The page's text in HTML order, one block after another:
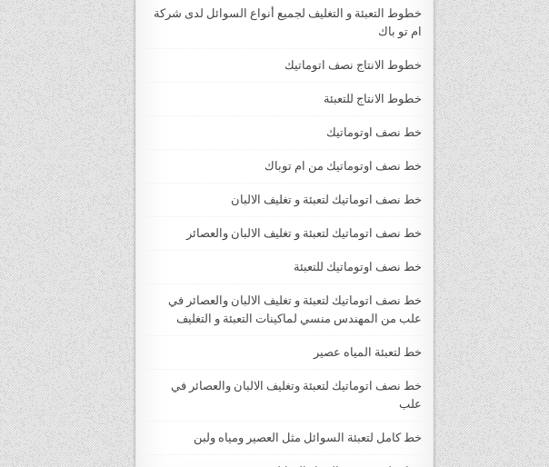
خطوط التعبئة و التغليف لجميع أنواع السوائل لدى شركة
ام تو باك
خطوط الانتاج نصف اتوماتيك
خطوط الانتاج للتعبئة
خط نصف اوتوماتيك
خط نصف اوتوماتيك من ام توباك
خط نصف اتوماتيك لتعبئة و تغليف الالبان
خط نصف اتوماتيك لتعبئة و تغليف الالبان والعصائر
خط نصف اوتوماتيك للتعبئة
خط نصف اتوماتيك لتعبئة و تغليف الالبان والعصائر في
علب من المهندس منسي لماكينات التعبئة و التغليف
خط لتعبئة المياه عصير
خط نصف اتوماتيك لتعبئة وتغليف الالبان والعصائر في
علب
خط كامل لتعبئة السوائل مثل العصير ومياه ولبن